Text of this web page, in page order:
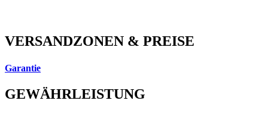
VERSANDZONEN & PREISE
Garantie
GEWÄHRLEISTUNG